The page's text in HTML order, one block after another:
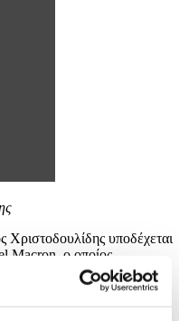
υποδέχεται
Macron, ο οποίος
Κύπρο.